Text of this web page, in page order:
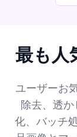
最も人
ユーザーお
除去、透
化、バッチ